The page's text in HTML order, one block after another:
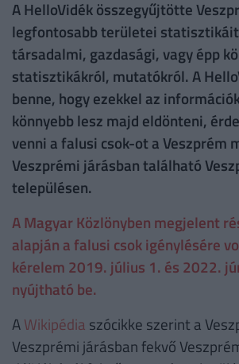
A HelloVidék összegyűjtötte
legfontosabb területei
társadalmi, gazdasági, vagy épp
statisztikákról, mutatókról. A
benne, hogy ezekkel az
könnyebb lesz majd eldönteni,
venni a falusi csok-ot a Veszprém
Veszprémi járásban található
településen.
A Magyar Közlönyben megjelent
alapján a falusi csok igénylésére
kérelem 2019. július 1. és 2022.
nyújtható be.
AWikipédia szócikke szerint a
Veszprémi járásban fekvő